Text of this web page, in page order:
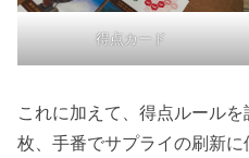
得点カード
これに加えて、得点ルール
枚、手番でサプライの刷新